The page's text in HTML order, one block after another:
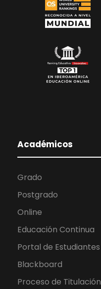
Académicos
Grado
Postgrado
Online
Educación Continua
Portal de Estudiantes
Blackboard
Proceso de Titulación